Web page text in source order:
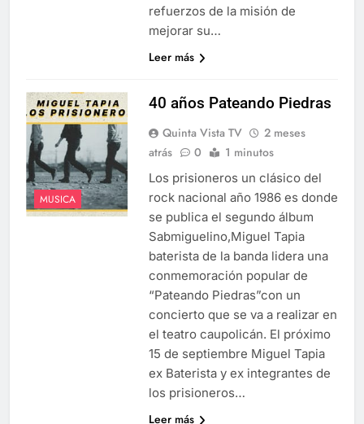
refuerzos de la misión de
mejorar su…
Leer más
MUSICA
40 años Pateando Piedras
Quinta Vista TV
2 meses
atrás
0 1 minutos
Los prisioneros un clásico del
rock nacional año 1986 es donde
se publica el segundo álbum
Sabmiguelino,Miguel Tapia
baterista de la banda lidera una
conmemoración popular de
“Pateando Piedras”con un
concierto que se va a realizar en
el teatro caupolicán. El próximo
15 de septiembre Miguel Tapia
ex Baterista y ex integrantes de
los prisioneros…
Leer más